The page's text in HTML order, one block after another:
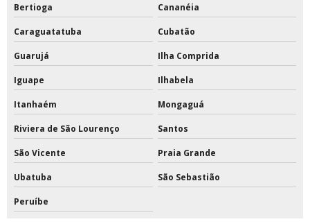
Tinta poliuretano 18 litros
Tinta poliuretano para piso de concreto
Tinta poliuretano pu
Tinta pu
Tinta pu branca brilhante
Bertioga
Cananéia
Caraguatatuba Cubatão
Guarujá Ilha Comprida
Iguape Ilhabela
Itanhaém Mongaguá
Riviera de São Lourenço Santos
São Vicente Praia Grande
Ubatuba São Sebastião
Peruíbe